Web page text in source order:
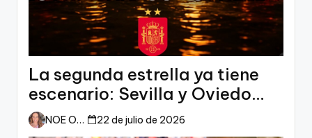
La segunda estrella ya tiene
escenario: Sevilla y Oviedo
esperan a España
NOE ORTIZ 22 de julio de 2026